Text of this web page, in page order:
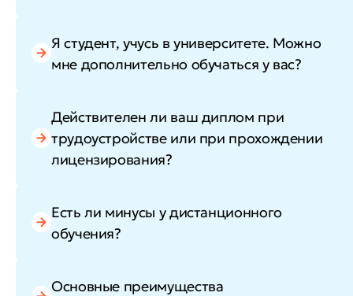
Я студент, учусь в университете. Можно
мне дополнительно обучаться у вас?
Действителен ли ваш диплом при
трудоустройстве или при прохождении
лицензирования?
Есть ли минусы у дистанционного
обучения?
Основные преимущества